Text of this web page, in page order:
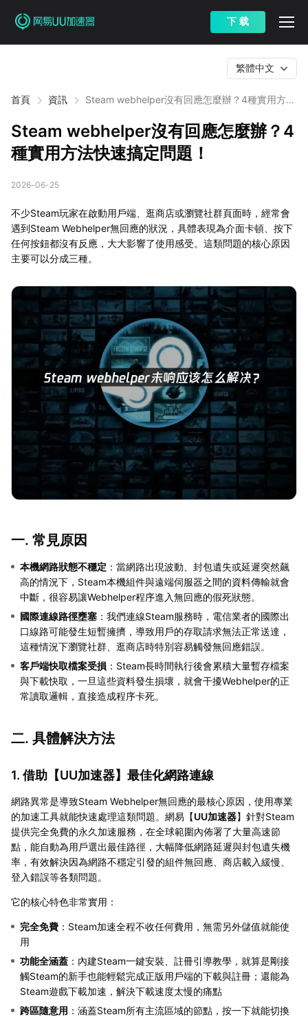
下 载
首頁 資訊
Steam webhelper沒有回應怎麼辦？4種實用方法
繁體中文
Steam webhelper沒有回應怎麼辦？4
種實用方法快速搞定問題！
2026-06-25
不少Steam玩家在啟動用戶端、逛商店或瀏覽社群頁面時，經常會
遇到Steam Webhelper無回應的狀況，具體表現為介面卡頓、按下
任何按鈕都沒有反應，大大影響了使用感受。這類問題的核心原因
主要可以分成三種。
一. 常見原因
本機網路狀態不穩定 ：當網路出現波動、封包遺失或延遲突然飆
高的情況下，Steam本機組件與遠端伺服器之間的資料傳輸就會
中斷，很容易讓Webhelper程序進入無回應的假死狀態。
國際連線路徑壅塞 ：我們連線Steam服務時，電信業者的國際出
口線路可能發生短暫擁擠，導致用戶的存取請求無法正常送達，
這種情況下瀏覽社群、逛商店時特別容易觸發無回應錯誤。
客戶端快取檔案受損 ：Steam長時間執行後會累積大量暫存檔案
與下載快取，一旦這些資料發生損壞，就會干擾Webhelper的正
常讀取邏輯，直接造成程序卡死。
二. 具體解決方法
1. 借助【UU加速器】最佳化網路連線
網路異常是導致Steam Webhelper無回應的最核心原因，使用專業
的加速工具就能快速處理這類問題。網易【UU加速器】針對Steam
提供完全免費的永久加速服務，在全球範圍內佈署了大量高速節
點，能自動為用戶選出最佳路徑，大幅降低網路延遲與封包遺失機
率，有效解決因為網路不穩定引發的組件無回應、商店載入緩慢、
登入錯誤等各類問題。
它的核心特色非常實用：
完全免費 ：Steam加速全程不收任何費用，無需另外儲值就能使
用
功能全涵蓋 ：內建Steam一鍵安裝、註冊引導教學，就算是剛接
觸Steam的新手也能輕鬆完成正版用戶端的下載與註冊；還能為
Steam遊戲下載加速，解決下載速度太慢的痛點
跨區隨意用 ：涵蓋Steam所有主流區域的節點，按一下就能切換